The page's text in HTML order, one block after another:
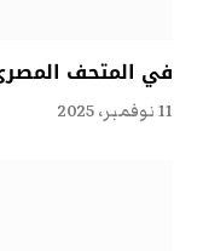
في المتحف
11 نوفمبر، 2025